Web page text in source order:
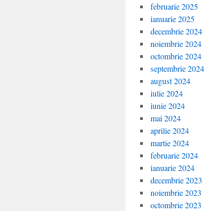
februarie 2025
ianuarie 2025
decembrie 2024
noiembrie 2024
octombrie 2024
septembrie 2024
august 2024
iulie 2024
iunie 2024
mai 2024
aprilie 2024
martie 2024
februarie 2024
ianuarie 2024
decembrie 2023
noiembrie 2023
octombrie 2023